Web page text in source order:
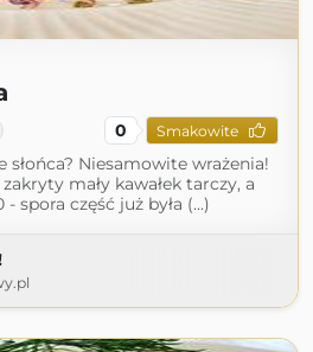
0 Smakowite
Niesamowite wrażenia!
mały kawałek tarczy, a
spora część już była (...)